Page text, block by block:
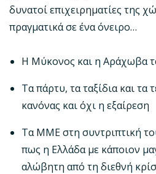
δυνατοί επιχειρηματίες της
πραγματικά σε ένα όνειρο…
Η Μύκονος και η Αράχωβα
Τα πάρτυ, τα ταξίδια και τα
κανόνας και όχι η εξαίρεση
Τα ΜΜΕ στη συντριπτική
πως η Ελλάδα με κάποιον
αλώβητη από τη διεθνή